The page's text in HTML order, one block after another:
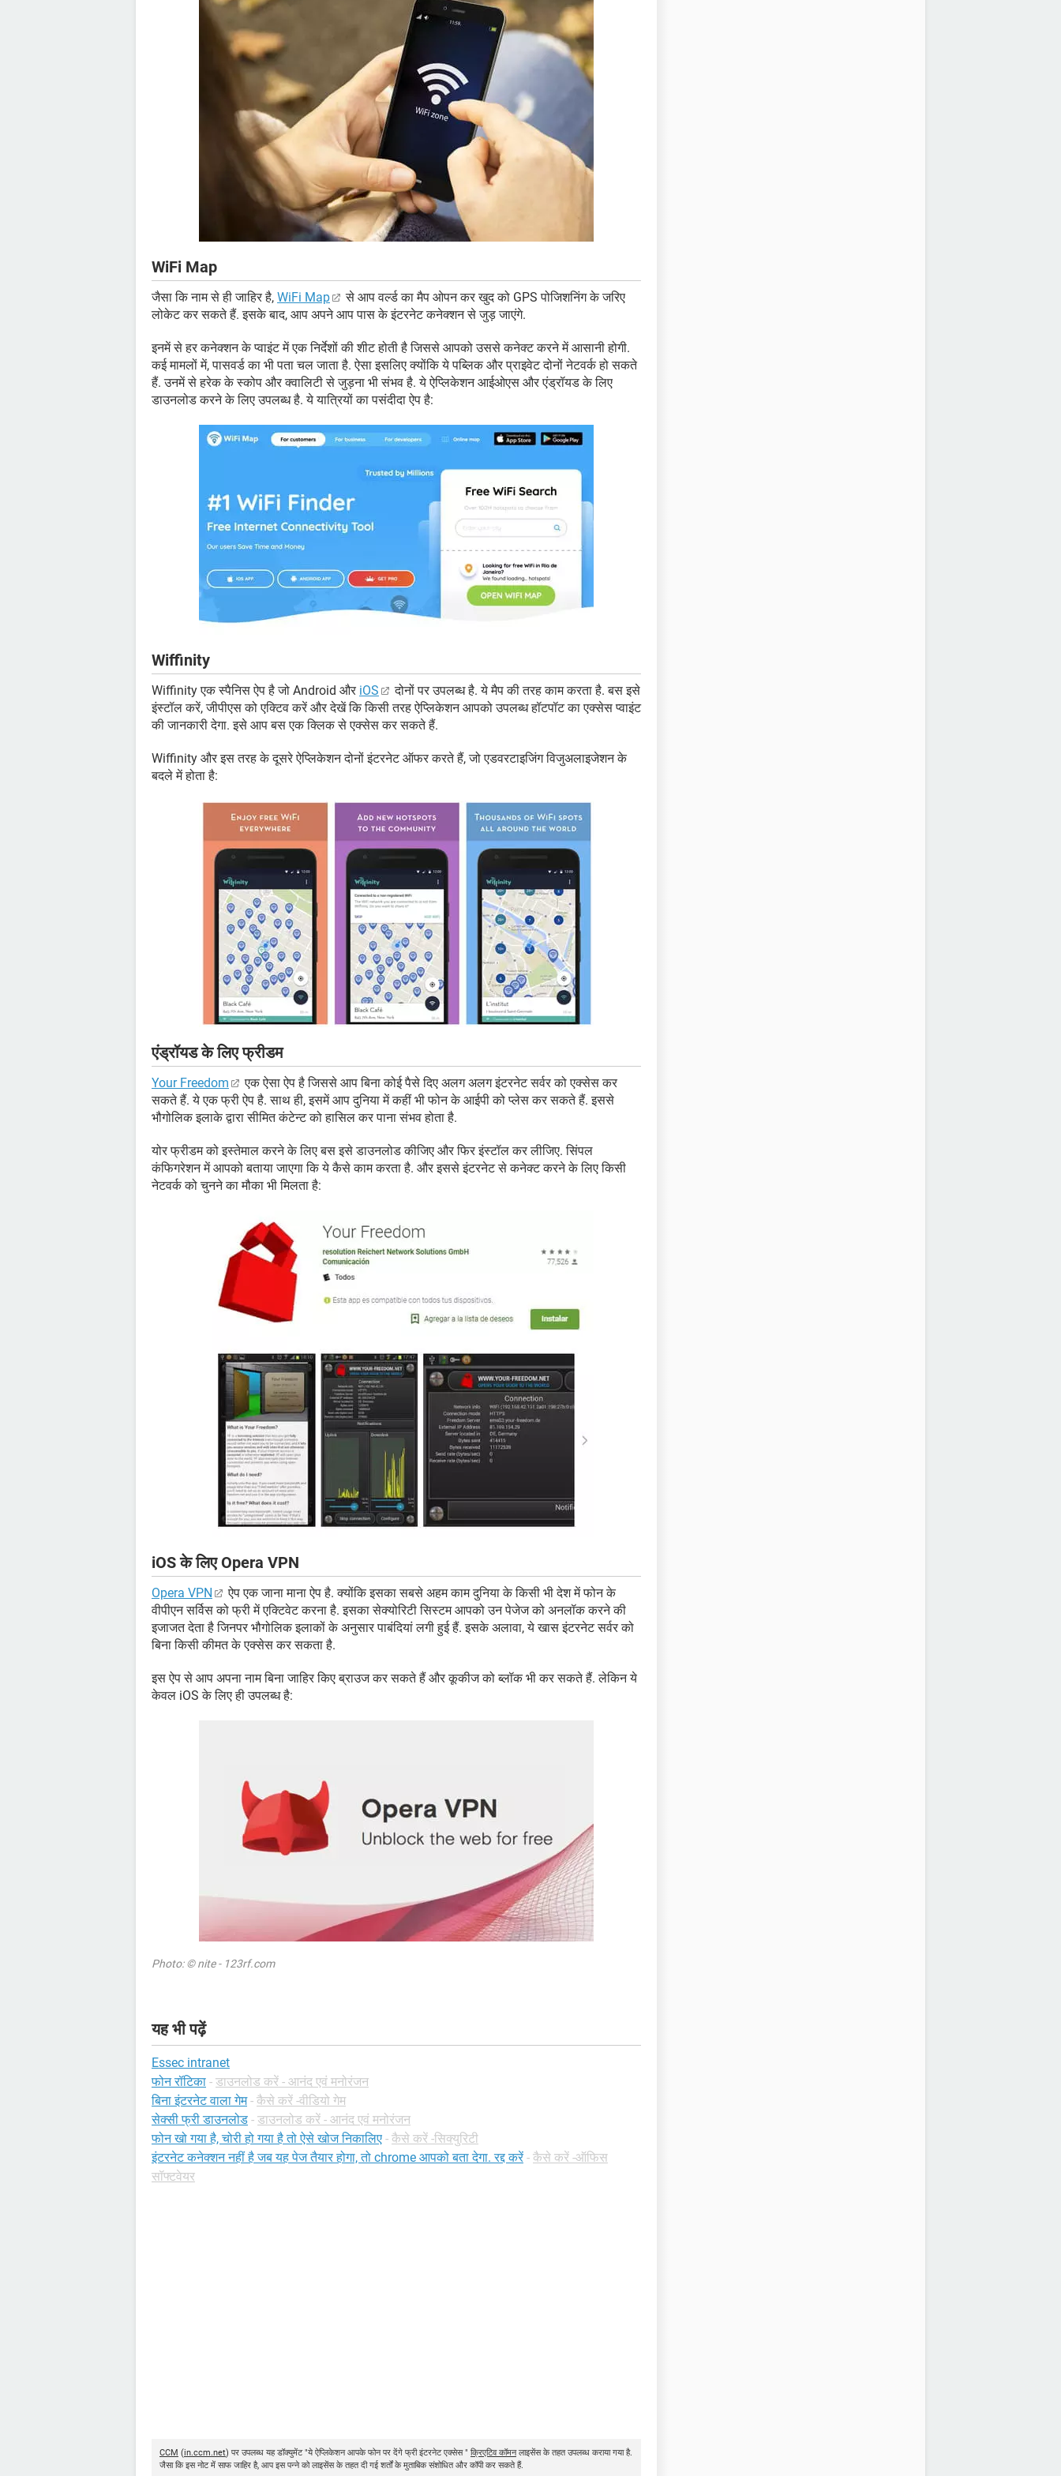
WiFi Map
जैसा कि नाम से ही जाहिर है, WiFi Map
से आप वर्ल्ड का मैप ओपन कर खुद को GPS पोजिशनिंग के जरिए
लोकेट कर सकते हैं. इसके बाद, आप अपने आप पास के इंटरनेट कनेक्शन से जुड़ जाएंगे.
इनमें से हर कनेक्शन के प्वाइंट में एक निर्देशों की शीट होती है जिससे आपको उससे कनेक्ट करने में आसानी होगी.
कई मामलों में, पासवर्ड का भी पता चल जाता है. ऐसा इसलिए क्योंकि ये पब्लिक और प्राइवेट दोनों नेटवर्क हो सकते
हैं. उनमें से हरेक के स्कोप और क्वालिटी से जुड़ना भी संभव है. ये ऐप्लिकेशन आईओएस और एंड्रॉयड के लिए
डाउनलोड करने के लिए उपलब्ध है. ये यात्रियों का पसंदीदा ऐप है:
Wiffinity
Wiffinity एक स्पैनिस ऐप है जो Android और iOS
दोनों पर उपलब्ध है. ये मैप की तरह काम करता है. बस इसे
इंस्टॉल करें, जीपीएस को एक्टिव करें और देखें कि किसी तरह ऐप्लिकेशन आपको उपलब्ध हॉटपॉट का एक्सेस प्वाइंट
की जानकारी देगा. इसे आप बस एक क्लिक से एक्सेस कर सकते हैं.
Wiffinity और इस तरह के दूसरे ऐप्लिकेशन दोनों इंटरनेट ऑफर करते हैं, जो एडवरटाइजिंग विजुअलाइजेशन के
बदले में होता है:
एंड्रॉयड के लिए फ्रीडम
Your Freedom
एक ऐसा ऐप है जिससे आप बिना कोई पैसे दिए अलग अलग इंटरनेट सर्वर को एक्सेस कर
सकते हैं. ये एक फ्री ऐप है. साथ ही, इसमें आप दुनिया में कहीं भी फोन के आईपी को प्लेस कर सकते हैं. इससे
भौगोलिक इलाके द्वारा सीमित कंटेन्ट को हासिल कर पाना संभव होता है.
योर फ्रीडम को इस्तेमाल करने के लिए बस इसे डाउनलोड कीजिए और फिर इंस्टॉल कर लीजिए. सिंपल
कंफिगरेशन में आपको बताया जाएगा कि ये कैसे काम करता है. और इससे इंटरनेट से कनेक्ट करने के लिए किसी
नेटवर्क को चुनने का मौका भी मिलता है:
iOS के लिए Opera VPN
Opera VPN
ऐप एक जाना माना ऐप है. क्योंकि इसका सबसे अहम काम दुनिया के किसी भी देश में फोन के
वीपीएन सर्विस को फ्री में एक्टिवेट करना है. इसका सेक्योरिटी सिस्टम आपको उन पेजेज को अनलॉक करने की
इजाजत देता है जिनपर भौगोलिक इलाकों के अनुसार पाबंदियां लगी हुई हैं. इसके अलावा, ये खास इंटरनेट सर्वर को
बिना किसी कीमत के एक्सेस कर सकता है.
इस ऐप से आप अपना नाम बिना जाहिर किए ब्राउज कर सकते हैं और कूकीज को ब्लॉक भी कर सकते हैं. लेकिन ये
केवल iOS के लिए ही उपलब्ध है:
Photo: © nite - 123rf.com
यह भी पढ़ें
Essec intranet
फोन रॉटिका - डाउनलोड करें - आनंद एवं मनोरंजन
बिना इंटरनेट वाला गेम - कैसे करें -वीडियो गेम
सेक्सी फ्री डाउनलोड - डाउनलोड करें - आनंद एवं मनोरंजन
फोन खो गया है, चोरी हो गया है तो ऐसे खोज निकालिए - कैसे करें -सिक्युरिटी
इंटरनेट कनेक्शन नहीं है जब यह पेज तैयार होगा, तो chrome आपको बता देगा. रद्द करें - कैसे करें -ऑफिस
सॉफ्टवेयर
CCM (in.ccm.net) पर उपलब्ध यह डॉक्युमेंट "ये ऐप्लिकेशन आपके फोन पर देंगे फ्री इंटरनेट एक्सेस " क्रिएटिव कॉमनलाइसेंस के तहत उपलब्ध कराया गया है.
जैसा कि इस नोट में साफ जाहिर है, आप इस पन्ने को लाइसेंस के तहत दी गई शर्तों के मुताबिक संशोधित और कॉपी कर सकते हैं.